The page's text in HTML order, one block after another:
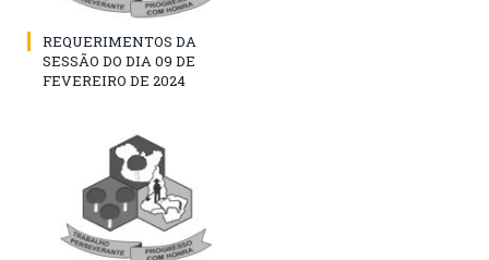
REQUERIMENTOS DA
SESSÃO DO DIA 09 DE
FEVEREIRO DE 2024